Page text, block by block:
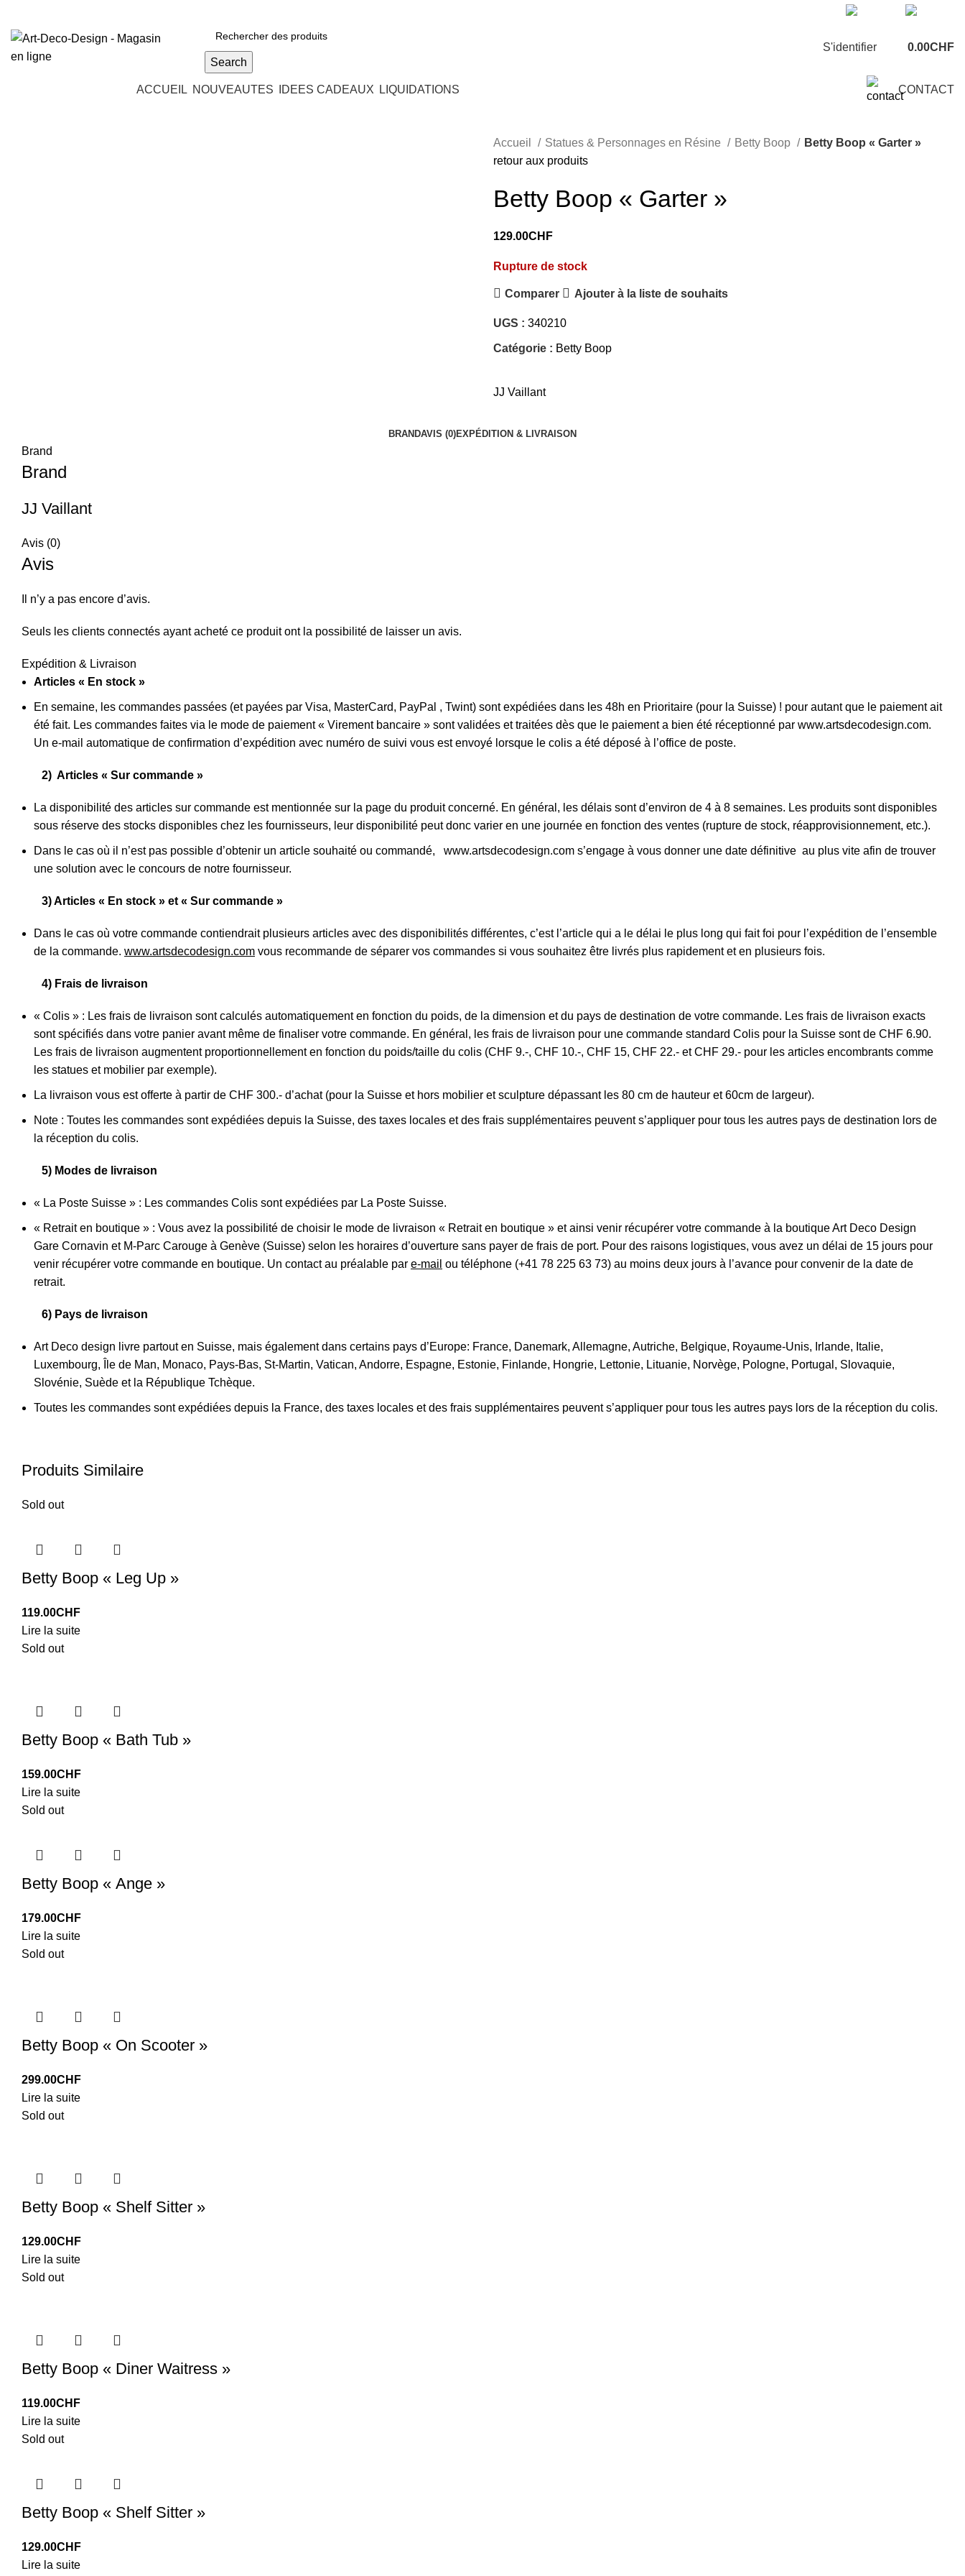
Search
S'identifier 0.00CHF
ACCUEIL NOUVEAUTES IDEES CADEAUX LIQUIDATIONS CONTACT
Accueil Statues & Personnages en Résine Betty Boop
Betty Boop « Garter »
retour aux produits
Betty Boop « Garter »
129.00CHF
Rupture de stock
Comparer Ajouter à la liste de souhaits
UGS : 340210
Catégorie : Betty Boop
JJ Vaillant
BRANDAVIS (0)EXPÉDITION & LIVRAISON
Brand
Brand
JJ Vaillant
Avis (0)
Avis
Il n’y a pas encore d’avis.
Seuls les clients connectés ayant acheté ce produit ont la possibilité de laisser un avis.
Expédition & Livraison
Articles « En stock »
En semaine, les commandes passées (et payées par Visa, MasterCard, PayPal , Twint) sont expédiées dans les 48h en Prioritaire (pour la Suisse) ! pour autant que le paiement ait
été fait. Les commandes faites via le mode de paiement « Virement bancaire » sont validées et traitées dès que le paiement a bien été réceptionné par www.artsdecodesign.com.
Un e-mail automatique de confirmation d’expédition avec numéro de suivi vous est envoyé lorsque le colis a été déposé à l’office de poste.
2) Articles « Sur commande »
La disponibilité des articles sur commande est mentionnée sur la page du produit concerné. En général, les délais sont d’environ de 4 à 8 semaines. Les produits sont disponibles
sous réserve des stocks disponibles chez les fournisseurs, leur disponibilité peut donc varier en une journée en fonction des ventes (rupture de stock, réapprovisionnement, etc.).
Dans le cas où il n’est pas possible d’obtenir un article souhaité ou commandé, www.artsdecodesign.com s’engage à vous donner une date définitive au plus vite afin de trouver
une solution avec le concours de notre fournisseur.
3) Articles « En stock » et « Sur commande »
Dans le cas où votre commande contiendrait plusieurs articles avec des disponibilités différentes, c’est l’article qui a le délai le plus long qui fait foi pour l’expédition de l’ensemble
de la commande. www.artsdecodesign.com vous recommande de séparer vos commandes si vous souhaitez être livrés plus rapidement et en plusieurs fois.
4) Frais de livraison
« Colis » : Les frais de livraison sont calculés automatiquement en fonction du poids, de la dimension et du pays de destination de votre commande. Les frais de livraison exacts
sont spécifiés dans votre panier avant même de finaliser votre commande. En général, les frais de livraison pour une commande standard Colis pour la Suisse sont de CHF 6.90.
Les frais de livraison augmentent proportionnellement en fonction du poids/taille du colis (CHF 9.-, CHF 10.-, CHF 15, CHF 22.- et CHF 29.- pour les articles encombrants comme
les statues et mobilier par exemple).
La livraison vous est offerte à partir de CHF 300.- d’achat (pour la Suisse et hors mobilier et sculpture dépassant les 80 cm de hauteur et 60cm de largeur).
Note : Toutes les commandes sont expédiées depuis la Suisse, des taxes locales et des frais supplémentaires peuvent s’appliquer pour tous les autres pays de destination lors de
la réception du colis.
5) Modes de livraison
« La Poste Suisse » : Les commandes Colis sont expédiées par La Poste Suisse.
« Retrait en boutique » : Vous avez la possibilité de choisir le mode de livraison « Retrait en boutique » et ainsi venir récupérer votre commande à la boutique Art Deco Design
Gare Cornavin et M-Parc Carouge à Genève (Suisse) selon les horaires d’ouverture sans payer de frais de port. Pour des raisons logistiques, vous avez un délai de 15 jours pour
venir récupérer votre commande en boutique. Un contact au préalable par e-mail ou téléphone (+41 78 225 63 73) au moins deux jours à l’avance pour convenir de la date de
retrait.
6) Pays de livraison
Art Deco design livre partout en Suisse, mais également dans certains pays d’Europe: France, Danemark, Allemagne, Autriche, Belgique, Royaume-Unis, Irlande, Italie,
Luxembourg, Île de Man, Monaco, Pays-Bas, St-Martin, Vatican, Andorre, Espagne, Estonie, Finlande, Hongrie, Lettonie, Lituanie, Norvège, Pologne, Portugal, Slovaquie,
Slovénie, Suède et la République Tchèque.
Toutes les commandes sont expédiées depuis la France, des taxes locales et des frais supplémentaires peuvent s’appliquer pour tous les autres pays lors de la réception du colis.
Produits Similaire
Sold out
Betty Boop « Leg Up »
119.00CHF
Lire la suite
Sold out
Betty Boop « Bath Tub »
159.00CHF
Lire la suite
Sold out
Betty Boop « Ange »
179.00CHF
Lire la suite
Sold out
Betty Boop « On Scooter »
299.00CHF
Lire la suite
Sold out
Betty Boop « Shelf Sitter »
129.00CHF
Lire la suite
Sold out
Betty Boop « Diner Waitress »
119.00CHF
Lire la suite
Sold out
Betty Boop « Shelf Sitter »
129.00CHF
Lire la suite